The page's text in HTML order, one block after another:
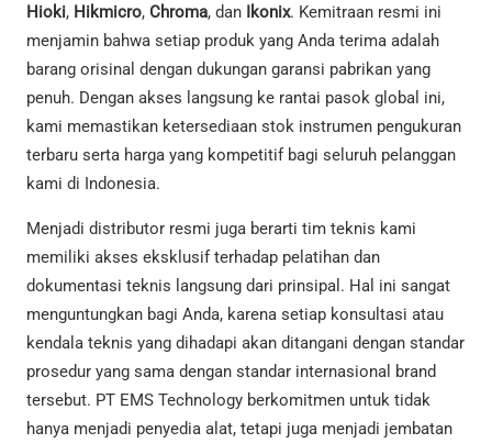
Hioki, Hikmicro, Chroma, dan Ikonix. Kemitraan resmi ini
menjamin bahwa setiap produk yang Anda terima adalah
barang orisinal dengan dukungan garansi pabrikan yang
penuh. Dengan akses langsung ke rantai pasok global ini,
kami memastikan ketersediaan stok instrumen pengukuran
terbaru serta harga yang kompetitif bagi seluruh pelanggan
kami di Indonesia.
Menjadi distributor resmi juga berarti tim teknis kami
memiliki akses eksklusif terhadap pelatihan dan
dokumentasi teknis langsung dari prinsipal. Hal ini sangat
menguntungkan bagi Anda, karena setiap konsultasi atau
kendala teknis yang dihadapi akan ditangani dengan standar
prosedur yang sama dengan standar internasional brand
tersebut. PT EMS Technology berkomitmen untuk tidak
hanya menjadi penyedia alat, tetapi juga menjadi jembatan